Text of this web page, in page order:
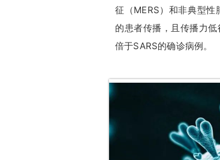
征（MERS）和非典型性
的患者传播，且传播力
倍于SARS的确诊病例。